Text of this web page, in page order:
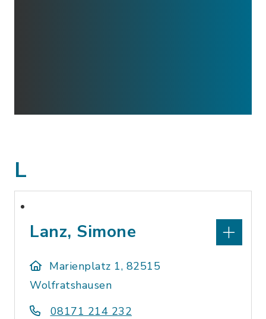
L
Lanz, Simone
Marienplatz 1, 82515
Wolfratshausen
08171 214 232